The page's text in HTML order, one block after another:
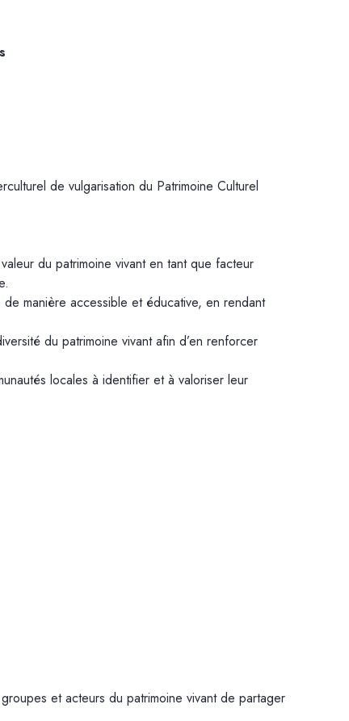
de vulgarisation du Patrimoine Culturel
du patrimoine vivant en tant que facteur
manière accessible et éducative, en rendant
du patrimoine vivant afin d’en renforcer
locales à identifier et à valoriser leur
et acteurs du patrimoine vivant de partager